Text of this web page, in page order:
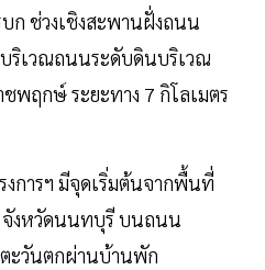
ก ช่วงเชิงสะพานฝั่งถนน
เวณถนนระดับดินบริเวณ
พฤกษ์ ระยะทาง 7 กิโลเมตร
งการฯ มีจุดเริ่มต้นจากพื้นที่
จังหวัดนนทบุรี บนถนน
ะวันตกผ่านบ้านพัก